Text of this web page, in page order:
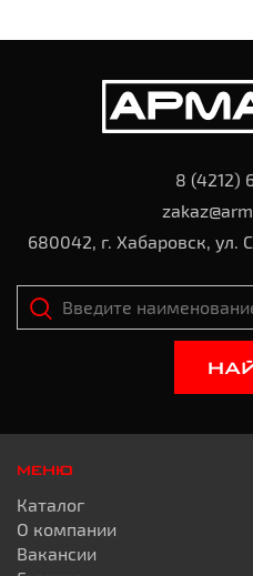
8 (4212)
680042, г. Хабаровск, ул.
МЕНЮ
Каталог
О компании
Вакансии